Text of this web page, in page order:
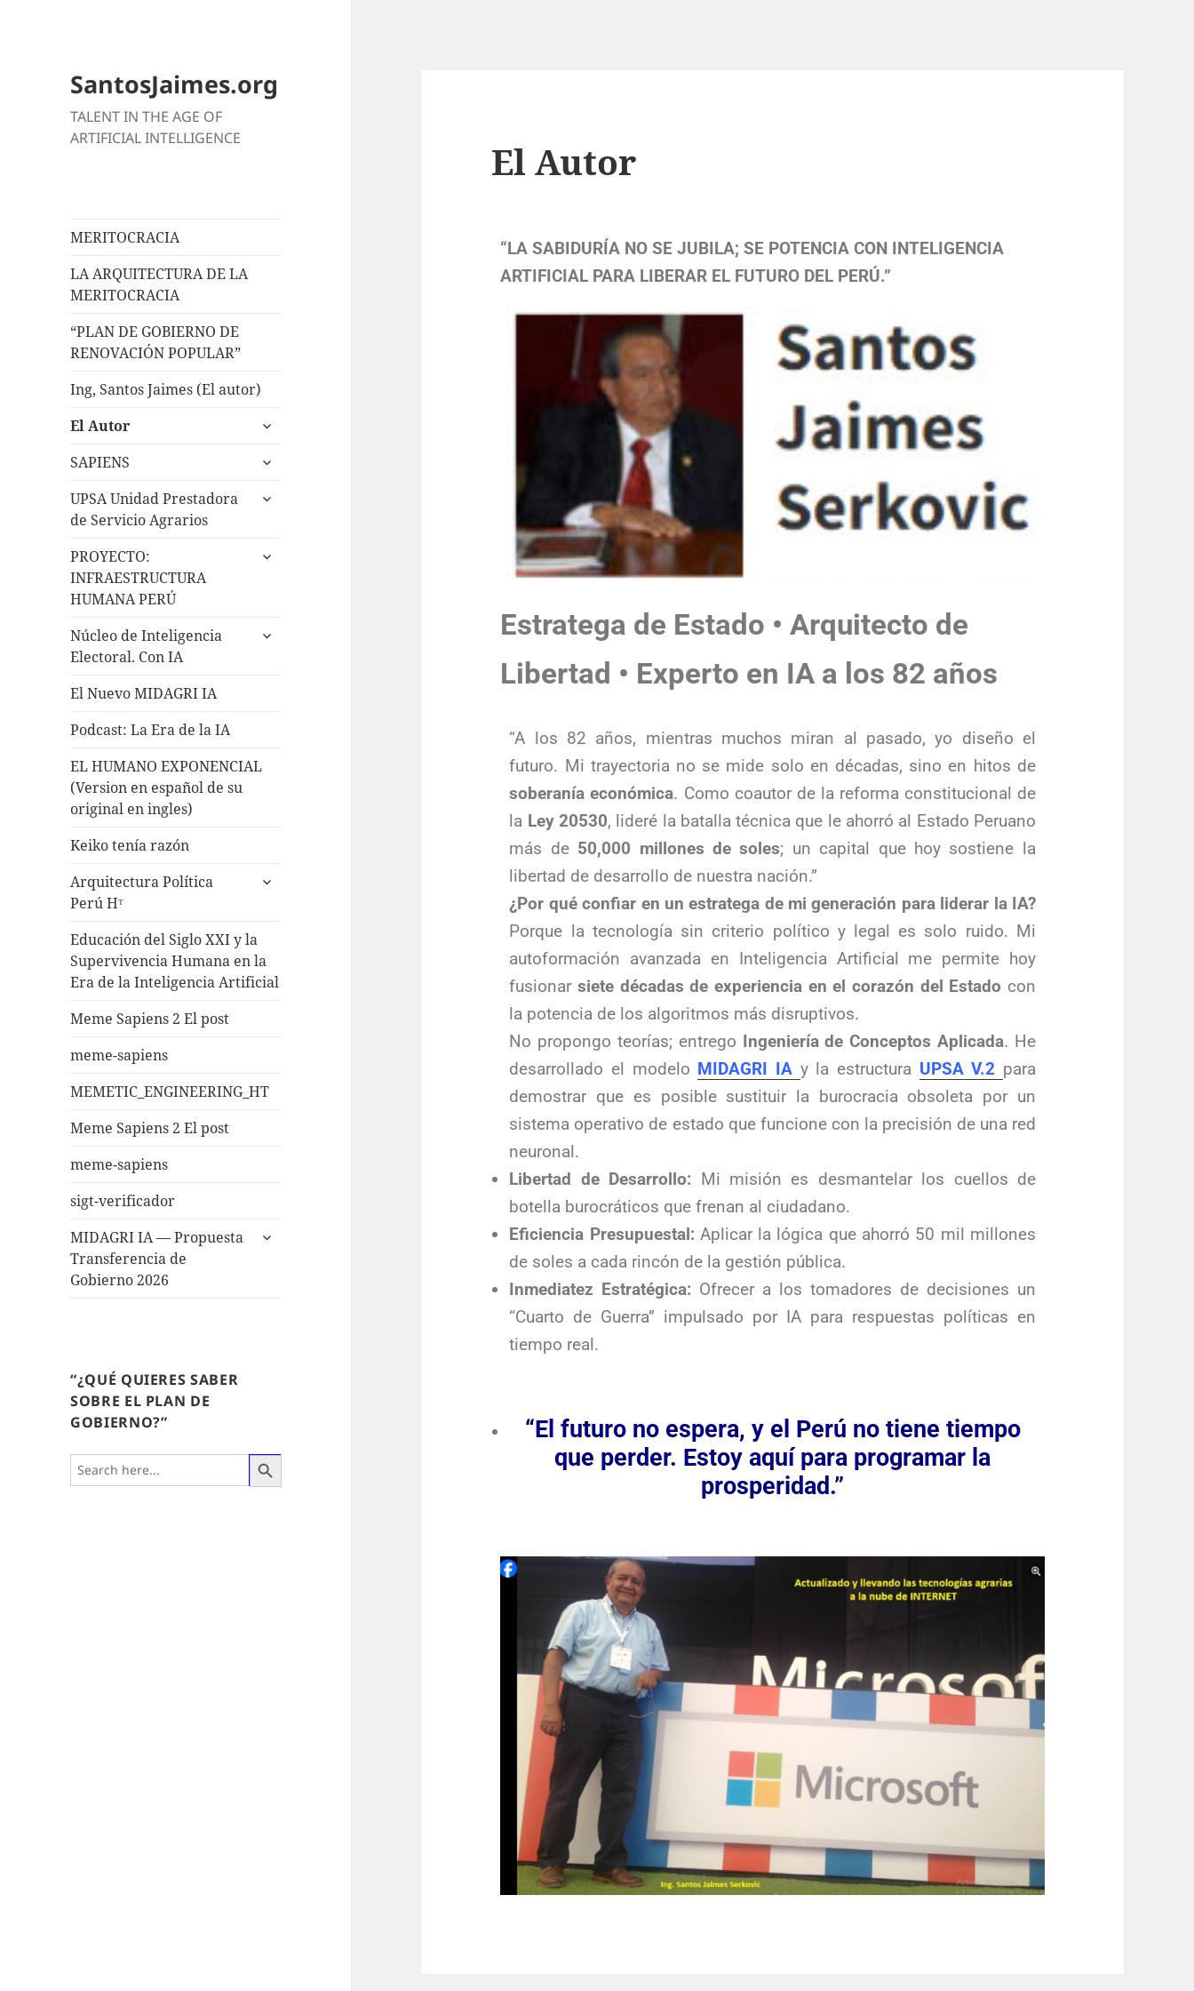
SantosJaimes.org
TALENT IN THE AGE OF
ARTIFICIAL INTELLIGENCE
MERITOCRACIA
LA ARQUITECTURA DE LA
MERITOCRACIA
“PLAN DE GOBIERNO DE
RENOVACIÓN POPULAR”
Ing, Santos Jaimes (El autor)
El Autor
SAPIENS
UPSA Unidad Prestadora
de Servicio Agrarios
PROYECTO:
INFRAESTRUCTURA
HUMANA PERÚ
Núcleo de Inteligencia
Electoral. Con IA
El Nuevo MIDAGRI IA
Podcast: La Era de la IA
EL HUMANO EXPONENCIAL
(Version en español de su
original en ingles)
Keiko tenía razón
Arquitectura Política
Perú Hᵀ
Educación del Siglo XXI y la
Supervivencia Humana en la
Era de la Inteligencia Artificial
Meme Sapiens 2 El post
meme-sapiens
MEMETIC_ENGINEERING_HT
Meme Sapiens 2 El post
meme-sapiens
sigt-verificador
MIDAGRI IA — Propuesta
Transferencia de
Gobierno 2026
“¿QUÉ QUIERES SABER
SOBRE EL PLAN DE
GOBIERNO?”
Search
for:
SEARCH BUTTON
El Autor
“LA SABIDURÍA NO SE JUBILA; SE POTENCIA CON INTELIGENCIA
ARTIFICIAL PARA LIBERAR EL FUTURO DEL PERÚ.”
Estratega de Estado • Arquitecto de
Libertad • Experto en IA a los 82 años
“A los 82 años, mientras muchos miran al pasado, yo diseño el
futuro. Mi trayectoria no se mide solo en décadas, sino en hitos de
soberanía económica. Como coautor de la reforma constitucional de
la Ley 20530, lideré la batalla técnica que le ahorró al Estado Peruano
más de 50,000 millones de soles; un capital que hoy sostiene la
libertad de desarrollo de nuestra nación.”
¿Por qué confiar en un estratega de mi generación para liderar la IA?
Porque la tecnología sin criterio político y legal es solo ruido. Mi
autoformación avanzada en Inteligencia Artificial me permite hoy
fusionarsiete décadas de experiencia en el corazón del Estado con
la potencia de los algoritmos más disruptivos.
No propongo teorías; entrego Ingeniería de Conceptos Aplicada. He
desarrollado el modelo MIDAGRI IA y la estructura UPSA V.2 para
demostrar que es posible sustituir la burocracia obsoleta por un
sistema operativo de estado que funcione con la precisión de una red
neuronal.
Libertad de Desarrollo: Mi misión es desmantelar los cuellos de
botella burocráticos que frenan al ciudadano.
Eficiencia Presupuestal: Aplicar la lógica que ahorró 50 mil millones
de soles a cada rincón de la gestión pública.
Inmediatez Estratégica: Ofrecer a los tomadores de decisiones un
“Cuarto de Guerra” impulsado por IA para respuestas políticas en
tiempo real.
“El futuro no espera, y el Perú no tiene tiempo
que perder. Estoy aquí para programar la
prosperidad.”